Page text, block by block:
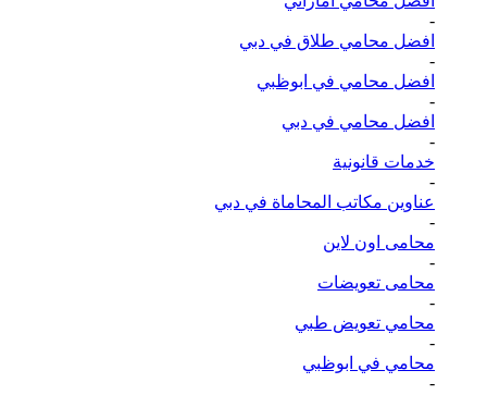
-
افضل محامي طلاق في دبي
-
افضل محامي في ابوظبي
-
افضل محامي في دبي
-
خدمات قانونية
-
عناوين مكاتب المحاماة في دبي
-
محامى اون لاين
-
محامى تعويضات
-
محامي تعويض طبي
-
محامي في ابوظبي
-